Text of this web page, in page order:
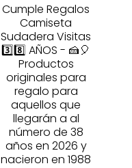
Cumple Regalos
Camiseta
Sudadera Visitas
3️⃣8️⃣ AÑOS - 🍰🎈
Productos
originales para
regalo para
aquellos que
llegarán a al
número de 38
años en 2026 y
nacieron en 1988